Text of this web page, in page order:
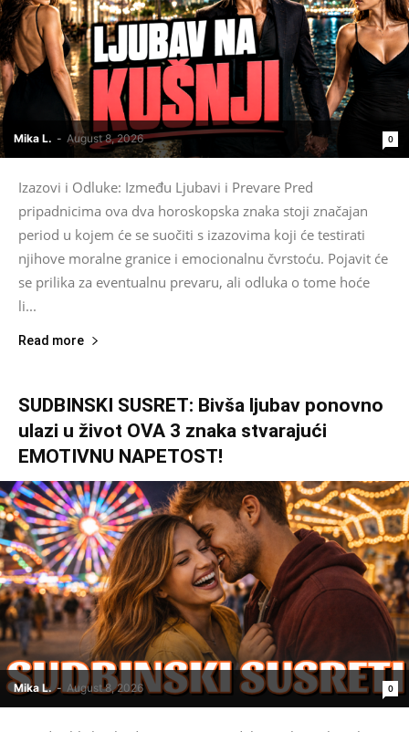
Mika L. - August 8, 2026 0
Izazovi i Odluke: Između Ljubavi i Prevare Pred
pripadnicima ova dva horoskopska znaka stoji značajan
period u kojem će se suočiti s izazovima koji će testirati
njihove moralne granice i emocionalnu čvrstoću. Pojavit će
se prilika za eventualnu prevaru, ali odluka o tome hoće
li...
Read more
SUDBINSKI SUSRET: Bivša ljubav ponovno
ulazi u život OVA 3 znaka stvarajući
EMOTIVNU NAPETOST!
Mika L. - August 8, 2026 0